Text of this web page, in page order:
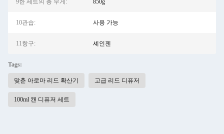
9한 세트의 총 무게: 850g
10관습: 사용 가능
11항구: 셰인젠
Tags:
맞춘 아로마 리드 확산기 고급 리드 디퓨저
100ml 캔 디퓨저 세트